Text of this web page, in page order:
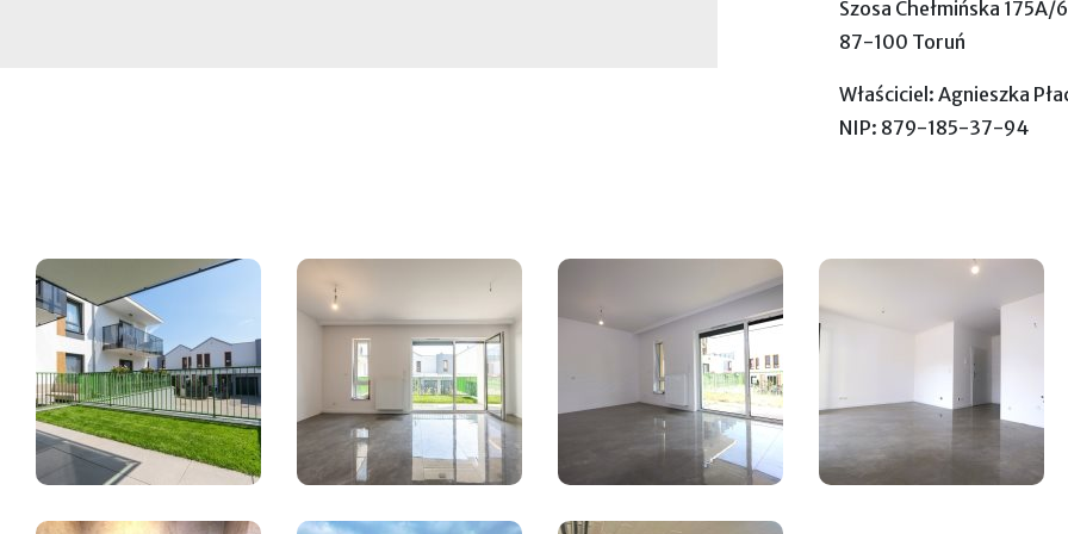
Szosa Chełmińska 175A/6
87-100 Toruń
Właściciel: Agnieszka
NIP: 879-185-37-94